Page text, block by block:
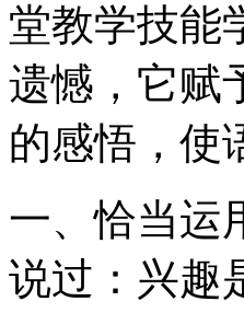
堂教学技能
遗憾，它赋
的感悟，使
一、恰当运
说过：兴趣